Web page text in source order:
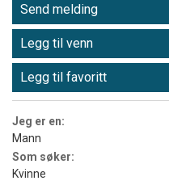
Send melding
Legg til venn
Legg til favoritt
Jeg er en:
Mann
Som søker:
Kvinne